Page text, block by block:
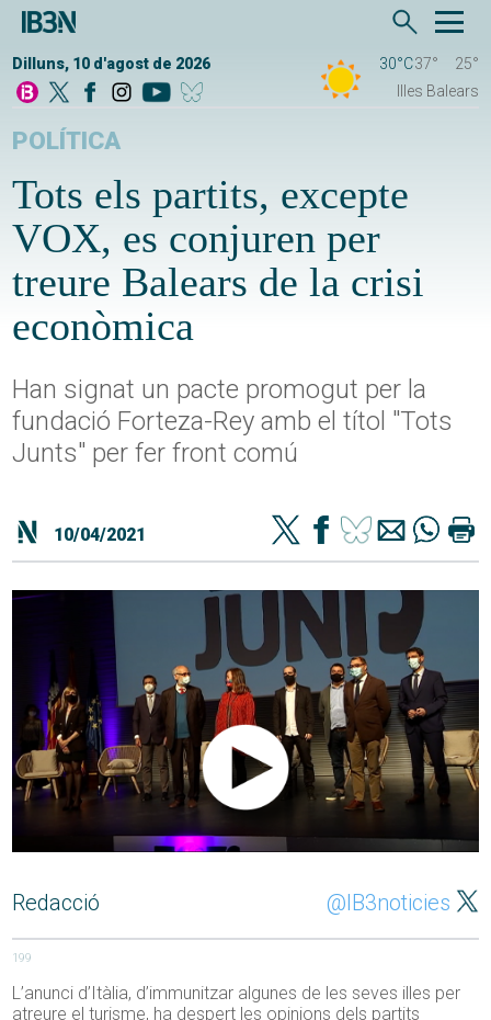
Dilluns, 10 d'agost de 2026 30°C37°
25°
Illes Balears
POLÍTICA
Tots els partits, excepte
VOX, es conjuren per
treure Balears de la crisi
econòmica
Han signat un pacte promogut per la
fundació Forteza-Rey amb el títol "Tots
Junts" per fer front comú
10/04/2021
Redacció @IB3noticies
199
L’anunci d’Itàlia, d’immunitzar algunes de les seves illes per
atreure el turisme, ha despert les opinions dels partits